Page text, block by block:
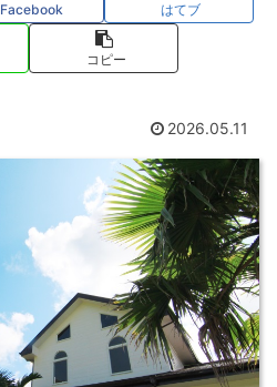
Facebook はてブ
コピー
2026.05.11